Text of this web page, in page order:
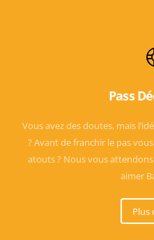
Pass
Vous avez des doutes, mais
? Avant de franchir le pas
atouts ? Nous vous
aimer
Plus